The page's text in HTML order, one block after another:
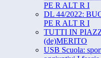
PE R ALT R I
DL 44/2022:
PE R ALT R I
TUTTI IN
(de)MERITO
USB Scuola: